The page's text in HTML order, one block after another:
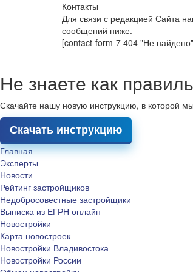
Контакты
Для связи с редакцией Сайта
сообщений ниже.
[contact-form-7 404 "Не
Не знаете как
Скачайте нашу новую инструкцию, в которой
Скачать инструкцию
Главная
Эксперты
Новости
Рейтинг застройщиков
Недобросовестные застройщики
Выписка из ЕГРН онлайн
Новостройки
Карта новостроек
Новостройки Владивостока
Новостройки России